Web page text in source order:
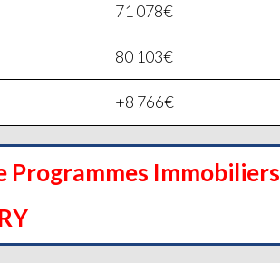
71 078€
80 103€
+8 766€
Programmes Immobiliers